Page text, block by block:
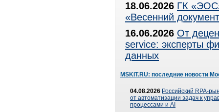
18.06.2026 ГК
«Весенний
16.06.2026 От
service: эксперты
данных
MSKIT.RU: последние новости
04.08.2026 Российский RPA-
от автоматизации задач к
процессами и AI